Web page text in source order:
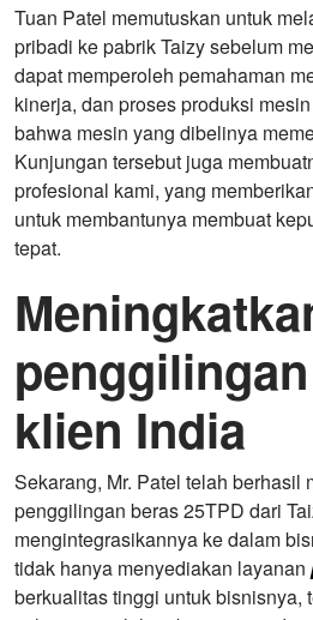
Tuan Patel memutuskan untuk
pribadi ke pabrik Taizy sebelum
dapat memperoleh pemahaman
kinerja, dan proses produksi
bahwa mesin yang dibelinya
Kunjungan tersebut juga
profesional kami, yang
untuk membantunya membuat
tepat.
klien India
Sekarang, Mr. Patel telah berhasil
penggilingan beras 25TPD dari
mengintegrasikannya ke dalam
tidak hanya menyediakan layanan
berkualitas tinggi untuk bisnisnya,